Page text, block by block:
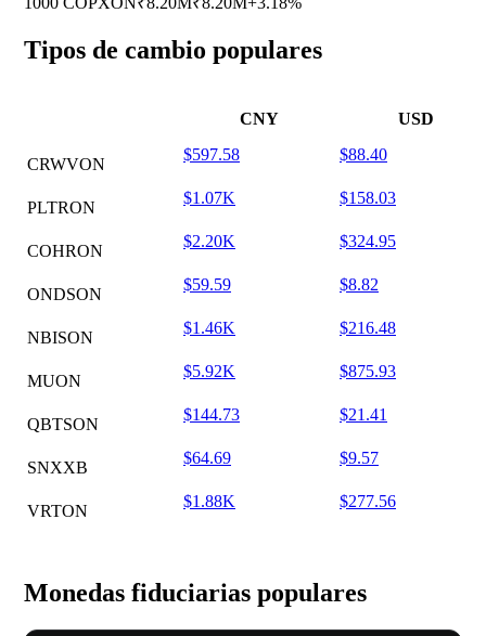
Tipos de cambio populares
CNY USD
CRWVON
$597.58 $88.40
PLTRON
$1.07K $158.03
COHRON
$2.20K $324.95
ONDSON
$59.59 $8.82
NBISON
$1.46K $216.48
MUON
$5.92K $875.93
QBTSON
$144.73 $21.41
SNXXB
$64.69 $9.57
VRTON
$1.88K $277.56
Monedas fiduciarias populares